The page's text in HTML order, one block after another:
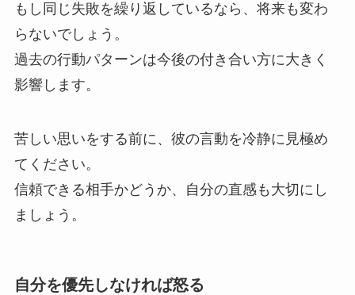
もし同じ失敗を繰り返しているなら、将来も変わ
らないでしょう。
過去の行動パターンは今後の付き合い方に大きく
影響します。
苦しい思いをする前に、彼の言動を冷静に見極め
てください。
信頼できる相手かどうか、自分の直感も大切にし
ましょう。
自分を優先しなければ怒る